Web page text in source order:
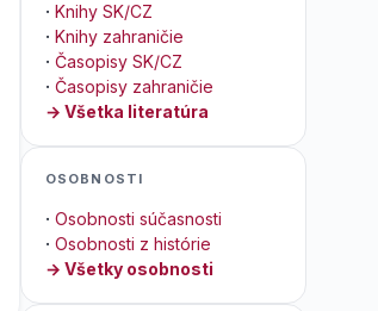
· Knihy SK/CZ
· Knihy zahraničie
· Časopisy SK/CZ
· Časopisy zahraničie
→ Všetka literatúra
OSOBNOSTI
· Osobnosti súčasnosti
· Osobnosti z histórie
→ Všetky osobnosti